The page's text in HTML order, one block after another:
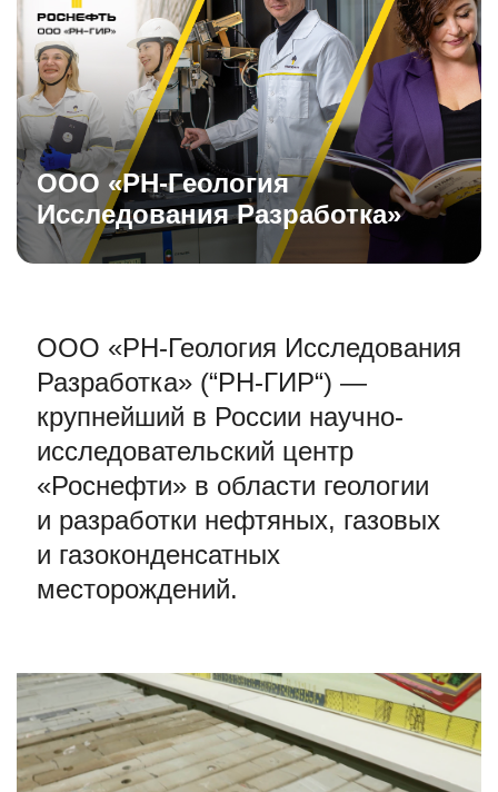
ООО «РН-Геология
Исследования Разработка»
ООО «РН-Геология Исследования
Разработка» (“РН-ГИР“) —
крупнейший в России научно-
исследовательский центр
«Роснефти» в области геологии
и разработки нефтяных, газовых
и газоконденсатных
месторождений.